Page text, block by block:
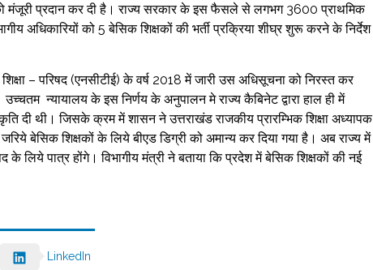
को मंजूरी प्रदान कर दी है। राज्य सरकार के इस फैसले से लगभग 3600 प्राथमिक
अधिकारियों को 5 बेसिक शिक्षकों की भर्ती प्रक्रिया शीघ्र शुरू करने के निर्देश
शिक्षा – परिषद (एनसीटीई) के वर्ष 2018 में जारी उस अधिसूचना को निरस्त कर
न्यायालय के इस निर्णय के अनुपालन मे राज्य कैबिनेट द्वारा हाल ही में
दी थी। जिसके क्रम में शासन ने उत्तराखंड राजकीय प्रारम्भिक शिक्षा अध्यापक
बेसिक शिक्षकों के लिये बीएड डिग्री को अमान्य कर दिया गया है। अब राज्य में
लिये पात्र होंगे। विभागीय मंत्री ने बताया कि प्रदेश में बेसिक शिक्षकों की नई
LinkedIn